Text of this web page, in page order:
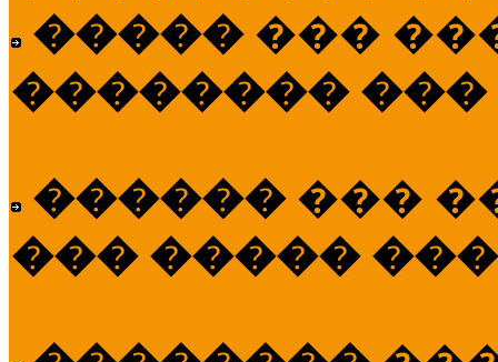
����� ���
�������� ���
������ ���
��� �����